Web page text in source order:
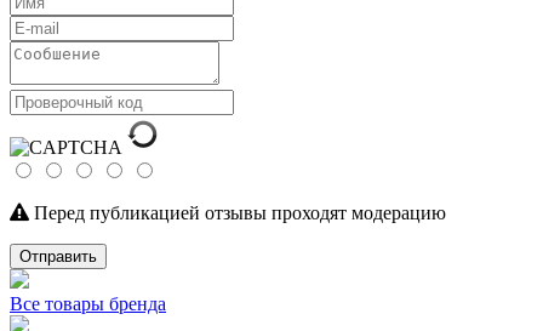
Перед публикацией отзывы проходят модерацию
Отправить
Все товары бренда